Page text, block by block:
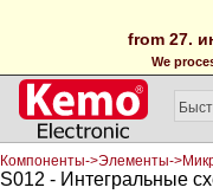
from 27.
We
Компоненты->Элементы-
S012 - Интегральные